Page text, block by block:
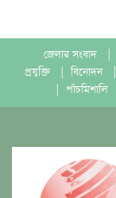
জেলার সংবাদ
প্রযুক্তি
বিনোদন
পাঁচমিশালি